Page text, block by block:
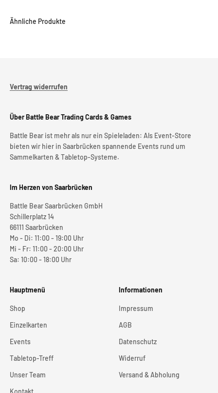
Vertrag widerrufen
Über Battle Bear Trading Cards & Games
Battle Bear ist mehr als nur ein Spieleladen: Als Event-Store
bieten wir hier in Saarbrücken spannende Events rund um
Sammelkarten & Tabletop-Systeme.
Im Herzen von Saarbrücken
Battle Bear Saarbrücken GmbH
Schillerplatz 14
66111 Saarbrücken
Mo - Di: 11:00 - 19:00 Uhr
Mi - Fr: 11:00 - 20:00 Uhr
Sa: 10:00 - 18:00 Uhr
Hauptmenü
Shop
Einzelkarten
Events
Tabletop-Treff
Unser Team
Informationen
Impressum
AGB
Datenschutz
Widerruf
Versand & Abholung